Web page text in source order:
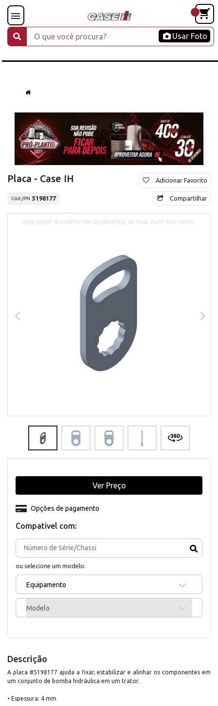
Usar Foto
Placa - Case IH
Cód./PN 5198177
Adicionar Favorito
Compartilhar
Compativel com:
ou selecione um modelo:
Equipamento
Modelo
Opções de pagamento
Ver Preço
Descrição
A placa #5198177 ajuda a fixar, estabilizar e alinhar os componentes em
um conjunto de bomba hidráulica em um trator.
• Espessura: 4 mm